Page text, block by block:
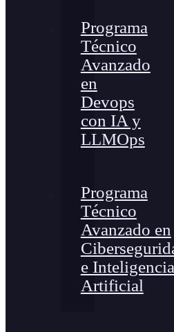
Programa
Técnico
Avanzado
en
Devops
con IA y
LLMOps
Programa
Técnico
Avanzado en
e Inteligencia
Artificial